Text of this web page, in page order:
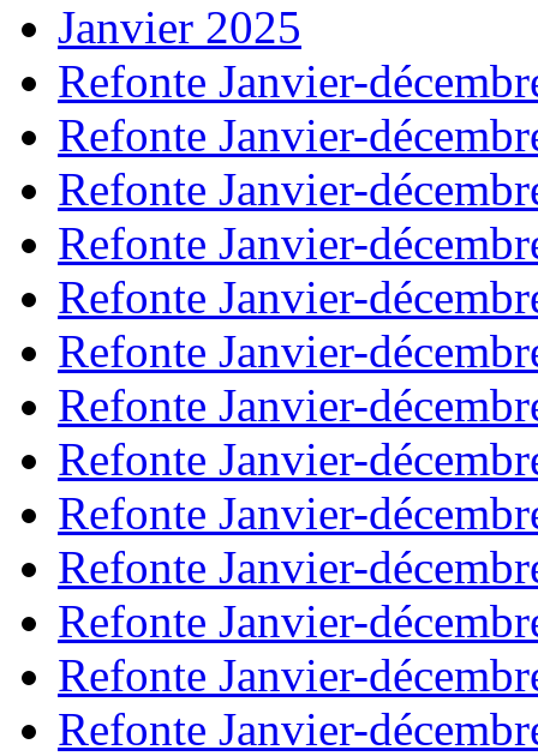
Janvier 2025
Refonte Janvier-
Refonte Janvier-
Refonte Janvier-
Refonte Janvier-
Refonte Janvier-
Refonte Janvier-
Refonte Janvier-
Refonte Janvier-
Refonte Janvier-
Refonte Janvier-
Refonte Janvier-
Refonte Janvier-
Refonte Janvier-